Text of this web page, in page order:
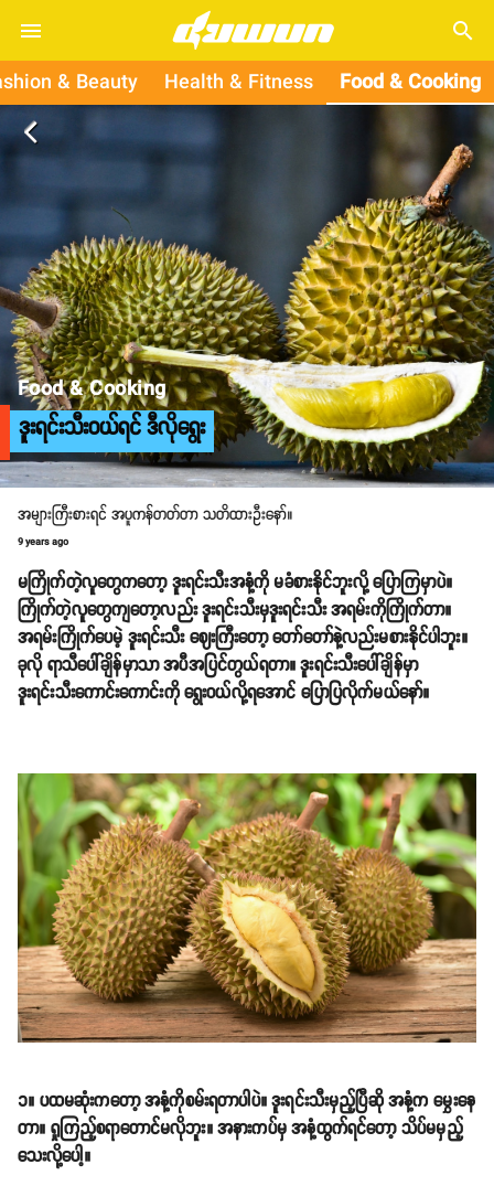
search
& Beauty Health & Fitness Food & Cooking
arrow_back_ios
Food & Cooking
ဒူးရင်းသီးဝယ်ရင် ဒီလိုရွေး
အများကြီးစားရင် အပူကန်တတ်တာ သတိထားဦးနော်။
9 years ago
မကြိုက်တဲ့လူတွေကတော့ ဒူးရင်းသီးအနံ့ကို မခံစားနိုင်ဘူးလို့ ပြောကြမှာပဲ။
ကြိုက်တဲ့လူတွေကျတော့လည်း ဒူးရင်းသီးမှဒူးရင်းသီး အရမ်းကိုကြိုက်တာ။
အရမ်းကြိုက်ပေမဲ့ ဒူးရင်းသီး ဈေးကြီးတော့ တော်တော်နဲ့လည်းမစားနိုင်ပါဘူး။
ခုလို ရာသီပေါ်ချိန်မှာသာ အပီအပြင်တွယ်ရတာ။ ဒူးရင်းသီးပေါ်ချိန်မှာ
ဒူးရင်းသီးကောင်းကောင်းကို ရွေးဝယ်လို့ရအောင် ပြောပြလိုက်မယ်နော်။
၁။ ပထမဆုံးကတော့ အနံ့ကိုစမ်းရတာပါပဲ။ ဒူးရင်းသီးမှည့်ပြီဆို အနံ့က မွှေးနေ
တာ။ ရှုကြည့်စရာတောင်မလိုဘူး။ အနားကပ်မှ အနံ့ထွက်ရင်တော့ သိပ်မမှည့်
သေးလို့ပေါ့။